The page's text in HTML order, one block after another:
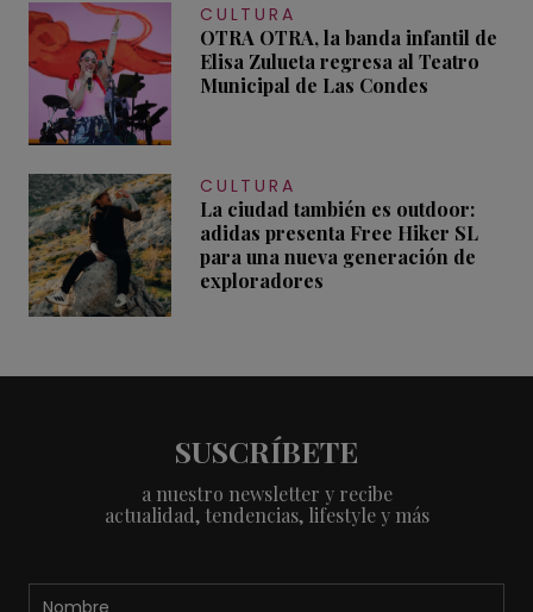
CULTURA
OTRA OTRA, la banda infantil de
Elisa Zulueta regresa al Teatro
Municipal de Las Condes
CULTURA
La ciudad también es outdoor:
adidas presenta Free Hiker SL
para una nueva generación de
exploradores
SUSCRÍBETE
a nuestro newsletter y recibe
actualidad, tendencias, lifestyle y más